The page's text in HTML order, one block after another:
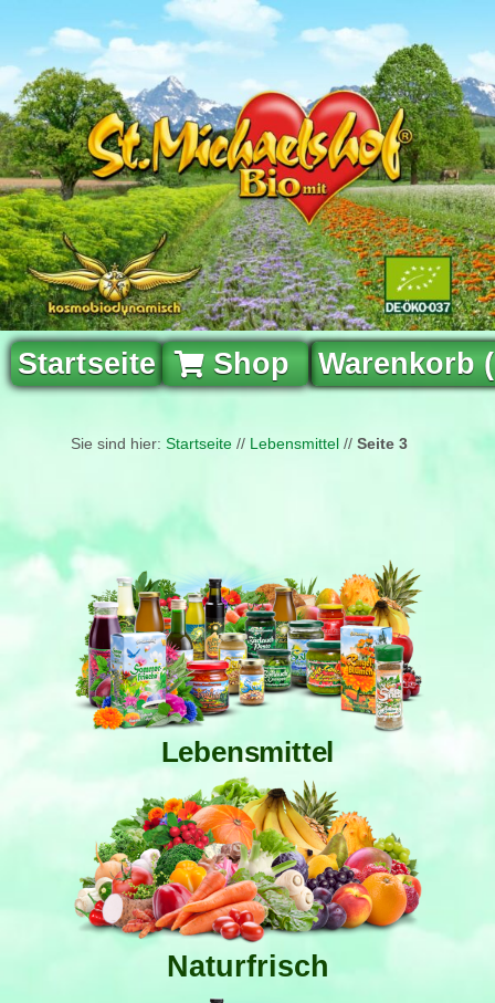
Startseite Shop Warenkorb
Sie sind hier: Startseite // Lebensmittel // Seite 3
Lebensmittel
Naturfrisch